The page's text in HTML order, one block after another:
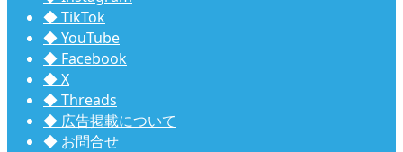
◆ TikTok
◆ YouTube
◆ Facebook
◆ X
◆ Threads
◆ 広告掲載について
◆ お問合せ